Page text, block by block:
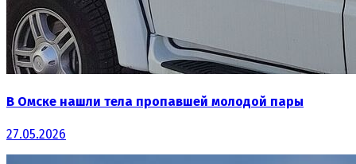
В Омске нашли тела пропавшей молодой пары
27.05.2026